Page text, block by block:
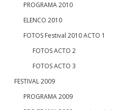
PROGRAMA 2010
ELENCO 2010
FOTOS Festival 2010 ACTO 1
FOTOS ACTO 2
FOTOS ACTO 3
FESTIVAL 2009
PROGRAMA 2009